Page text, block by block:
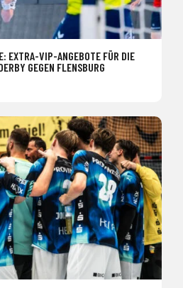
EXTRA-VIP-ANGEBOTE FÜR DIE
GEGEN FLENSBURG